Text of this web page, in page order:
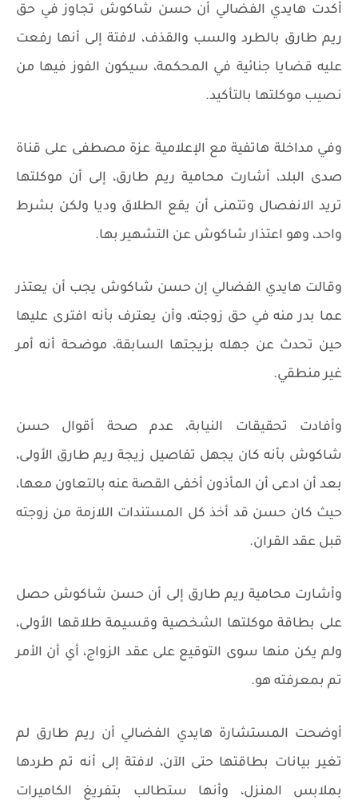
أكدت هايدي الفضالي أن حسن شاكوش تجاوز في حق
ريم طارق بالطرد والسب والقذف، لافتة إلى أنها رفعت
عليه قضايا جنائية في المحكمة، سيكون الفوز فيها من
نصيب موكلتها بالتأكيد.
وفي مداخلة هاتفية مع الإعلامية عزة مصطفى على قناة
صدى البلد، أشارت محامية ريم طارق، إلى أن موكلتها
تريد الانفصال وتتمنى أن يقع الطلاق وديا ولكن بشرط
واحد، وهو اعتذار شاكوش عن التشهير بها.
وقالت هايدي الفضالي إن حسن شاكوش يجب أن يعتذر
عما بدر منه في حق زوجته، وأن يعترف بأنه افترى عليها
حين تحدث عن جهله بزيجتها السابقة، موضحة أنه أمر
غير منطقي.
وأفادت تحقيقات النيابة، عدم صحة أقوال حسن
شاكوش بأنه كان يجهل تفاصيل زيجة ريم طارق الأولى،
بعد أن ادعى أن المأذون أخفى القصة عنه بالتعاون معها،
حيث كان حسن قد أخذ كل المستندات اللازمة من زوجته
قبل عقد القران.
وأشارت محامية ريم طارق إلى أن حسن شاكوش حصل
على بطاقة موكلتها الشخصية وقسيمة طلاقها الأولى،
ولم يكن منها سوى التوقيع على عقد الزواج، أي أن الأمر
تم بمعرفته هو.
أوضحت المستشارة هايدي الفضالي أن ريم طارق لم
تغير بيانات بطاقتها حتى الآن، لافتة إلى أنه تم طردها
بملابس المنزل، وأنها ستطالب بتفريغ الكاميرات